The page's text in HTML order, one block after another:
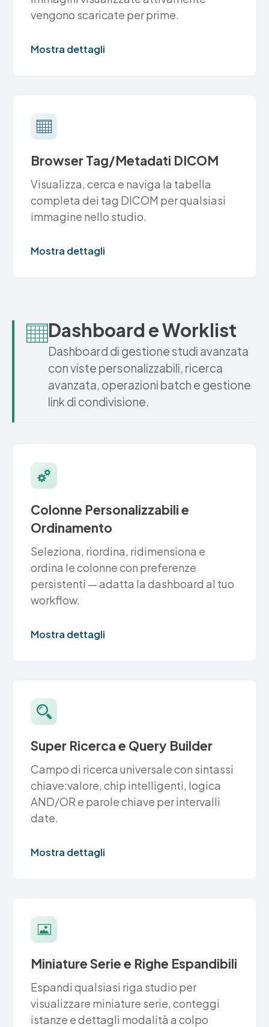
vengono scaricate per prime.
Mostra dettagli
Browser Tag/Metadati DICOM
Visualizza, cerca e naviga la tabella
completa dei tag DICOM per qualsiasi
immagine nello studio.
Mostra dettagli
Dashboard e Worklist
Dashboard di gestione studi avanzata
con viste personalizzabili, ricerca
avanzata, operazioni batch e gestione
link di condivisione.
Colonne Personalizzabili e
Ordinamento
Seleziona, riordina, ridimensiona e
ordina le colonne con preferenze
persistenti — adatta la dashboard al tuo
workflow.
Mostra dettagli
Super Ricerca e Query Builder
Campo di ricerca universale con sintassi
chiave:valore, chip intelligenti, logica
AND/OR e parole chiave per intervalli
date.
Mostra dettagli
Miniature Serie e Righe Espandibili
Espandi qualsiasi riga studio per
visualizzare miniature serie, conteggi
istanze e dettagli modalità a colpo